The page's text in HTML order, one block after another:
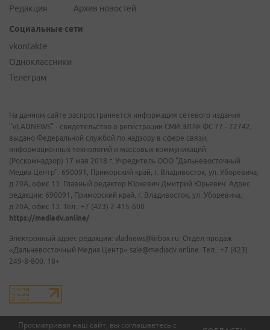
Просматривая наш сайт, вы соглашаетесь с
Редакция
Архив новостей
Социальные сети
vkontakte
Одноклассники
Телеграм
На данном сайте распространяется информация сетевого издания
"VLADNEWS" - свидетельство о регистрации СМИ ЭЛ № ФС 77 - 72742,
выдано Федеральной службой по надзору в сфере связи,
информационных технологий и массовых коммуникаций
(Роскомнадзор) 17 мая 2018 г. Учредитель ООО "Дальневосточный
Медиа Центр". 690091, Приморский край, г. Владивосток, ул. Уборевича,
д.20А, офис 13. Главный редактор Юркевич Дмитрий Юрьевич. Адрес
редакции: 690091, Приморский край, г. Владивосток, ул. Уборевича,
д.20А, офис 13. Тел.: +7 (423) 2-415-600.
https://mediadv.online/
Электронный адрес редакции: vladnews@inbox.ru. Отдел продаж
«Дальневосточный Медиа Центр» sale@mediadv.online. Тел.: +7 (423)
249-8-800. 18+